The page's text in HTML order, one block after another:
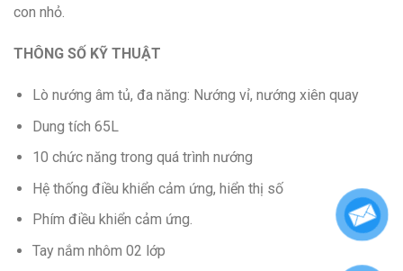
con nhỏ.
THÔNG SỐ KỸ THUẬT
Lò nướng âm tủ, đa năng: Nướng vỉ, nướng xiên quay
Dung tích 65L
10 chức năng trong quá trình nướng
Hệ thống điều khiển cảm ứng, hiển thị số
Phím điều khiển cảm ứng.
Tay nắm nhôm 02 lớp